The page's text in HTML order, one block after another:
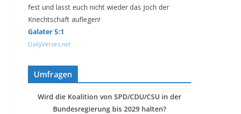
fest und lasst euch nicht wieder das Joch der
Knechtschaft auflegen!
Galater 5:1
DailyVerses.net
Umfragen
Wird die Koalition von SPD/CDU/CSU in der
Bundesregierung bis 2029 halten?